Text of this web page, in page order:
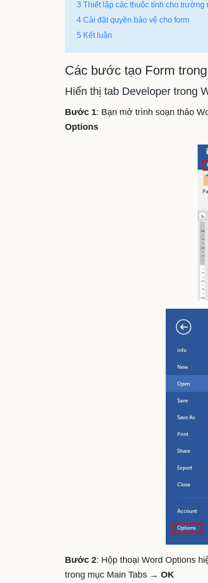
3 Thiết lập các thuộc tính cho trường
4 Cài đặt quyền bảo vệ cho form
5 Kết luận
Các bước tạo Form
Hiển thị tab Developer trong
Bước 1: Bạn mở trình soạn thảo
Options
Bước 2: Hộp thoại Word Options
trong mục Main Tabs → OK